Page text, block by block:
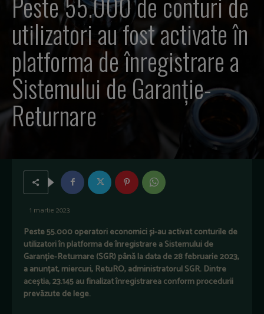
utilizatori au fost activate în
platforma de înregistrare a
Sistemului de Garanție-
Returnare
1 martie 2023
Peste 55.000 operatori economici și-au activat conturile de
utilizatori în platforma de înregistrare a Sistemului de
Garanție-Returnare (SGR) până la data de 28 februarie 2023,
a anunțat, miercuri, RetuRO, administratorul SGR. Dintre
aceștia, 23.145 au finalizat înregistrarea conform procedurii
prevăzute de lege.